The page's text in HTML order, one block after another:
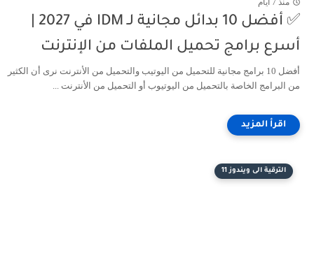
أسرع برامج تحميل الملفات من الإنترنت
أفضل 10 برامج مجانية للتحميل من اليوتيب والتحميل من الأنترنت نرى أن الكثير
من البرامج الخاصة بالتحميل من اليوتيوب أو التحميل من الأنترنت ...
الترقية الى ويندوز 11